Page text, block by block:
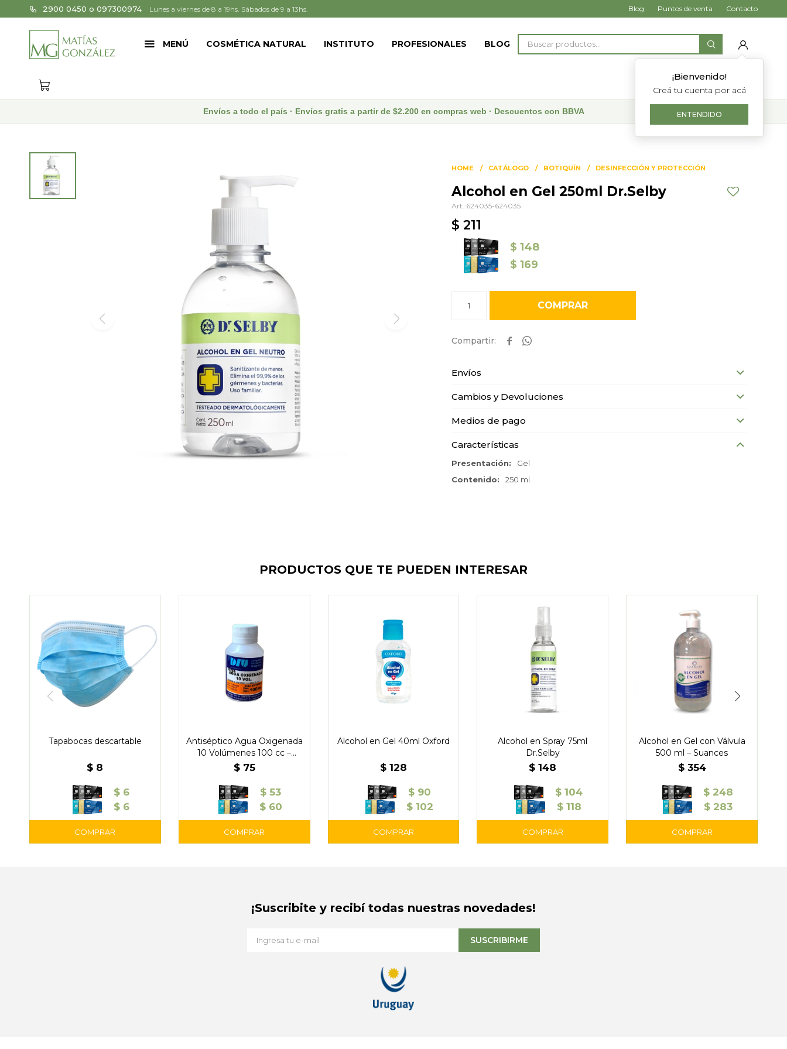
MENÚ COSMÉTICA NATURAL INSTITUTO PROFESIONALES BLOG
¡Bienvenido!
Creá tu cuenta por acá
ENTENDIDO
2900 0450 o 097300974 Lunes a viernes de 8 a 19hs. Sábados de 9 a 13hs. Blog Puntos de venta Contacto
Envíos a todo el país · Envíos gratis a partir de $2.200 en compras web · Descuentos con BBVA
HOME CATÁLOGO BOTIQUÍN DESINFECCIÓN Y PROTECCIÓN
Alcohol en Gel 250ml Dr.Selby
624035-624035
$ 211
$ 148
$ 169
1 COMPRAR
 
Envíos
Cambios y Devoluciones
Medios de pago
Características
Presentación
Gel
Contenido
250 ml.
PRODUCTOS QUE TE PUEDEN INTERESAR
Tapabocas descartable
$ 8
$ 6
$ 6
Antiséptico Agua Oxigenada
10 Volúmenes 100 cc –
Drog.Uruguay
$ 75
$ 53
$ 60
Alcohol en Gel 40ml Oxford
$ 128
$ 90
$ 102
Alcohol en Spray 75ml
Dr.Selby
$ 148
$ 104
$ 118
Alcohol en Gel con Válvula
500 ml – Suances
$ 354
$ 248
$ 283
¡Suscribite y recibí todas nuestras novedades!
SUSCRIBIRME